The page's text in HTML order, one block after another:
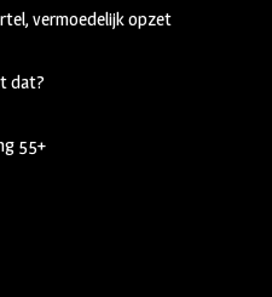
vermoedelijk opzet
dat?
55+